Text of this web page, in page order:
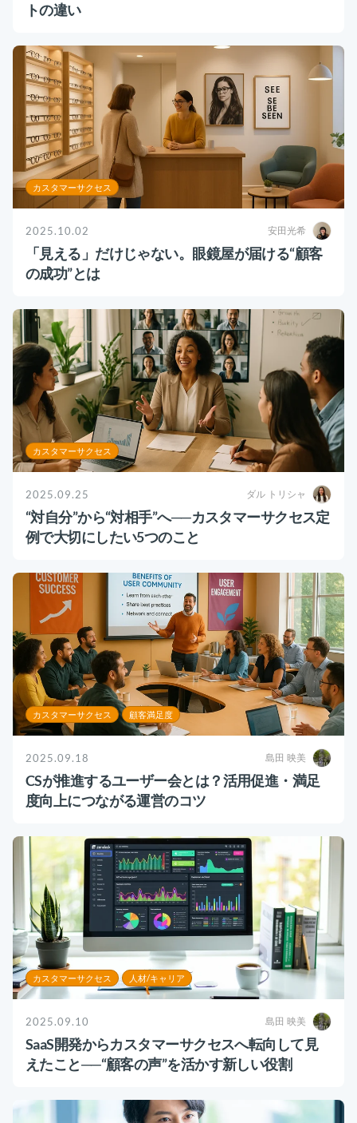
トの違い
カスタマーサクセス
2025.10.02 安田光希
「見える」だけじゃない。眼鏡屋が届ける“顧客
の成功”とは
カスタマーサクセス
2025.09.25 ダル トリシャ
“対自分”から“対相手”へ──カスタマーサクセス定
例で大切にしたい5つのこと
カスタマーサクセス 顧客満足度
2025.09.18 島田 映美
CSが推進するユーザー会とは？活用促進・満足
度向上につながる運営のコツ
カスタマーサクセス 人材/キャリア
2025.09.10 島田 映美
SaaS開発からカスタマーサクセスへ転向して見
えたこと──“顧客の声”を活かす新しい役割